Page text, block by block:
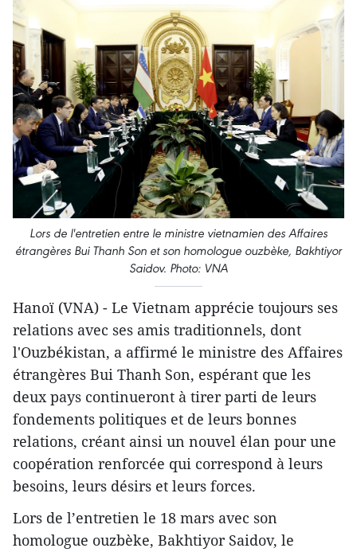
Lors de l'entretien entre le ministre vietnamien des Affaires
étrangères Bui Thanh Son et son homologue ouzbèke, Bakhtiyor
Saidov. Photo: VNA
Hanoï (VNA) - Le Vietnam apprécie toujours ses
relations avec ses amis traditionnels, dont
l'Ouzbékistan, a affirmé le ministre des Affaires
étrangères Bui Thanh Son, espérant que les
deux pays continueront à tirer parti de leurs
fondements politiques et de leurs bonnes
relations, créant ainsi un nouvel élan pour une
coopération renforcée qui correspond à leurs
besoins, leurs désirs et leurs forces.
Lors de l’entretien le 18 mars avec son
homologue ouzbèke, Bakhtiyor Saidov, le